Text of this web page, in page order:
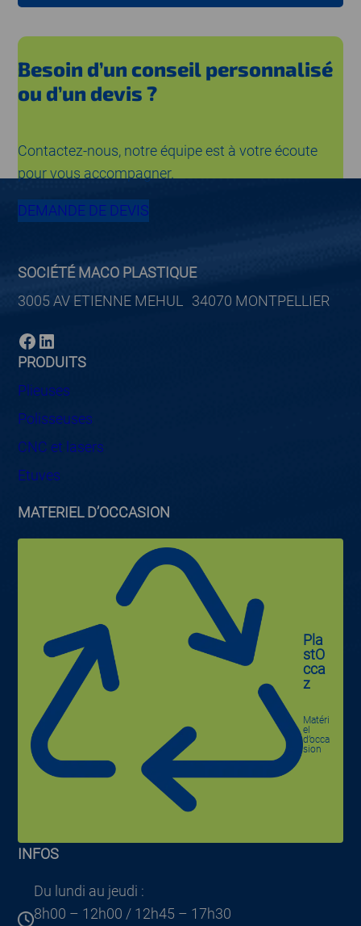
Besoin d’un conseil personnalisé
ou d’un devis ?
Contactez-nous, notre équipe est à votre écoute
pour vous accompagner.
DEMANDE DE DEVIS
SOCIÉTÉ MACO PLASTIQUE
3005 AV ETIENNE MEHUL 34070 MONTPELLIER
Facebook LinkedIn
PRODUITS
Plieuses
Polisseuses
CNC et lasers
Etuves
MATERIEL D’OCCASION
Pla
stO
cca
z
Matéri
el
d’occa
sion
INFOS
Du lundi au jeudi :
8h00 – 12h00 / 12h45 – 17h30